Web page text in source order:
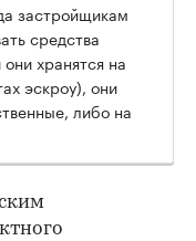
застройщикам
средства
хранятся на
эскроу), они
либо на